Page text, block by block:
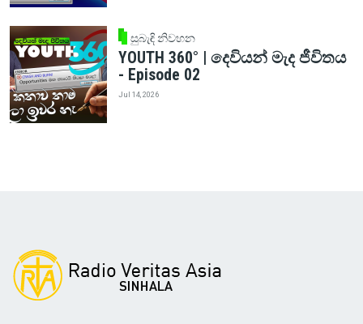
සුබැඳි නිවහන
YOUTH 360° | දෙවියන් මැද ජීවිතය
- Episode 02
Jul 14, 2026